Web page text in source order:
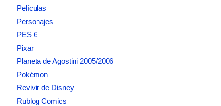
Películas
Personajes
PES 6
Pixar
Planeta de Agostini 2005/2006
Pokémon
Revivir de Disney
Rublog Comics